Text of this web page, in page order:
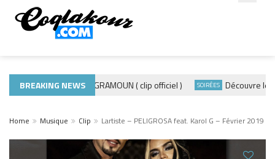
BREAKING NEWS
ADE440 – GRAMOUN ( clip officiel ) SOIRÉES Découvre les
Home Musique Clip Lartiste – PELIGROSA feat. Karol G – Février 2019